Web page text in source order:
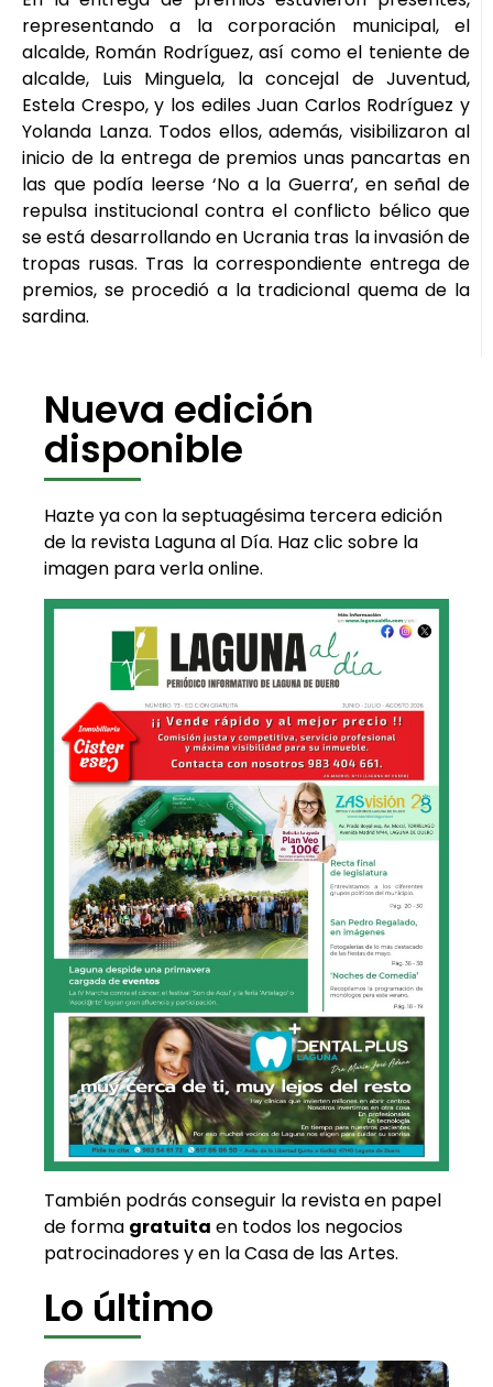
representando a la corporación municipal, el
alcalde, Román Rodríguez, así como el teniente de
alcalde, Luis Minguela, la concejal de Juventud,
Estela Crespo, y los ediles Juan Carlos Rodríguez y
Yolanda Lanza. Todos ellos, además, visibilizaron al
inicio de la entrega de premios unas pancartas en
las que podía leerse ‘No a la Guerra’, en señal de
repulsa institucional contra el conflicto bélico que
se está desarrollando en Ucrania tras la invasión de
tropas rusas. Tras la correspondiente entrega de
premios, se procedió a la tradicional quema de la
sardina.
Nueva edición
disponible
Hazte ya con la septuagésima tercera edición
de la revista Laguna al Día. Haz clic sobre la
imagen para verla online.
También podrás conseguir la revista en papel
de forma gratuita en todos los negocios
patrocinadores y en la Casa de las Artes.
Lo último